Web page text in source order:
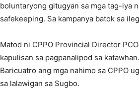
boluntaryong gitugyan sa mga tag-iya
safekeeping. Sa kampanya batok sa
Matod ni CPPO Provincial Director
kapulisan sa pagpanalipod sa
Baricuatro ang mga nahimo sa CPPO
sa lalawigan sa Sugbo.